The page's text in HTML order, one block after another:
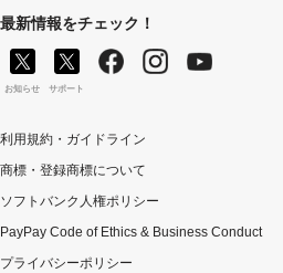
最新情報をチェック！
お知らせ サポート
利用規約・ガイドライン
商標・登録商標について
ソフトバンク人権ポリシー
PayPay Code of Ethics & Business Conduct
プライバシーポリシー